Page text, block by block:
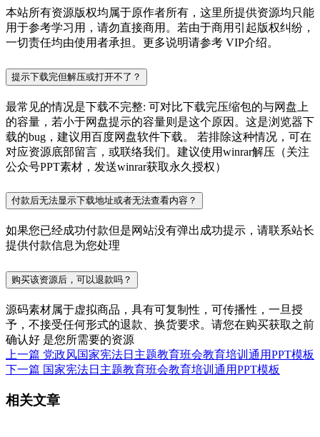
本站所有资源版权均属于原作者所有，这里所提供资源均只能
用于参考学习用，请勿直接商用。若由于商用引起版权纠纷，
一切责任均由使用者承担。更多说明请参考 VIP介绍。
提示下载完但解压或打开不了？
最常见的情况是下载不完整: 可对比下载完压缩包的与网盘上
的容量，若小于网盘提示的容量则是这个原因。这是浏览器下
载的bug，建议用百度网盘软件下载。 若排除这种情况，可在
对应资源底部留言，或联络我们。建议使用winrar解压（关注
公众号PPT素材，发送winrar获取永久授权）
付款后无法显示下载地址或者无法查看内容？
如果您已经成功付款但是网站没有弹出成功提示，请联系站长
提供付款信息为您处理
购买该资源后，可以退款吗？
源码素材属于虚拟商品，具有可复制性，可传播性，一旦授
予，不接受任何形式的退款、换货要求。请您在购买获取之前
确认好 是您所需要的资源
上一篇 党政风国家宪法日主题教育班会教育培训通用PPT模板
下一篇 国家宪法日主题教育班会教育培训通用PPT模板
相关文章